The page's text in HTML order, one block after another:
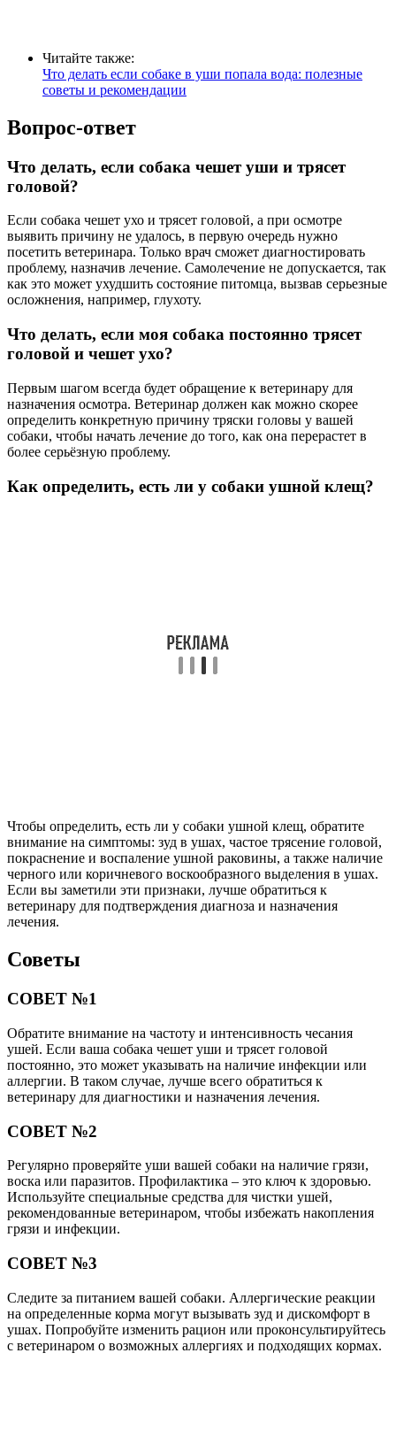
Читайте также:
Что делать если собаке в уши попала вода: полезные
советы и рекомендации
Вопрос-ответ
Что делать, если собака чешет уши и трясет
головой?
Если собака чешет ухо и трясет головой, а при осмотре
выявить причину не удалось, в первую очередь нужно
посетить ветеринара. Только врач сможет диагностировать
проблему, назначив лечение. Самолечение не допускается, так
как это может ухудшить состояние питомца, вызвав серьезные
осложнения, например, глухоту.
Что делать, если моя собака постоянно трясет
головой и чешет ухо?
Первым шагом всегда будет обращение к ветеринару для
назначения осмотра. Ветеринар должен как можно скорее
определить конкретную причину тряски головы у вашей
собаки, чтобы начать лечение до того, как она перерастет в
более серьёзную проблему.
Как определить, есть ли у собаки ушной клещ?
Чтобы определить, есть ли у собаки ушной клещ, обратите
внимание на симптомы: зуд в ушах, частое трясение головой,
покраснение и воспаление ушной раковины, а также наличие
черного или коричневого воскообразного выделения в ушах.
Если вы заметили эти признаки, лучше обратиться к
ветеринару для подтверждения диагноза и назначения
лечения.
Советы
СОВЕТ №1
Обратите внимание на частоту и интенсивность чесания
ушей. Если ваша собака чешет уши и трясет головой
постоянно, это может указывать на наличие инфекции или
аллергии. В таком случае, лучше всего обратиться к
ветеринару для диагностики и назначения лечения.
СОВЕТ №2
Регулярно проверяйте уши вашей собаки на наличие грязи,
воска или паразитов. Профилактика – это ключ к здоровью.
Используйте специальные средства для чистки ушей,
рекомендованные ветеринаром, чтобы избежать накопления
грязи и инфекции.
СОВЕТ №3
Следите за питанием вашей собаки. Аллергические реакции
на определенные корма могут вызывать зуд и дискомфорт в
ушах. Попробуйте изменить рацион или проконсультируйтесь
с ветеринаром о возможных аллергиях и подходящих кормах.